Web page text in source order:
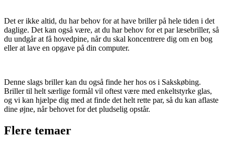
Det er ikke altid, du har behov for at have briller på hele tiden i det
daglige. Det kan også være, at du har behov for et par læsebriller, så
du undgår at få hovedpine, når du skal koncentrere dig om en bog
eller at lave en opgave på din computer.
Denne slags briller kan du også finde her hos os i Sakskøbing.
Briller til helt særlige formål vil oftest være med enkeltstyrke glas,
og vi kan hjælpe dig med at finde det helt rette par, så du kan aflaste
dine øjne, når behovet for det pludselig opstår.
Flere temaer